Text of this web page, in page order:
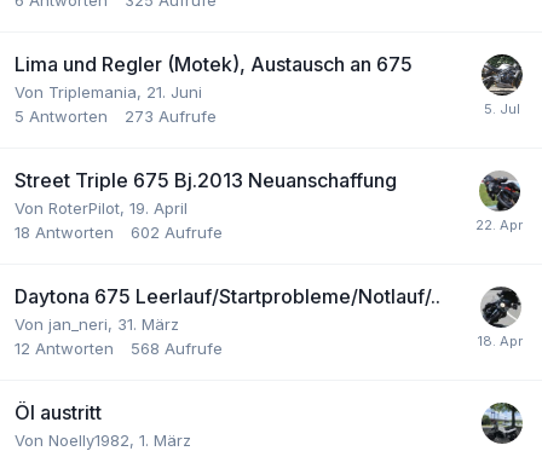
Lima und Regler (Motek), Austausch an 675
Von Triplemania, 21. Juni
5 Antworten 273 Aufrufe
Street Triple 675 Bj.2013 Neuanschaffung
Von RoterPilot, 19. April
18 Antworten 602 Aufrufe
Daytona 675 Leerlauf/Startprobleme/Notlauf/..
Von jan_neri, 31. März
12 Antworten 568 Aufrufe
Öl austritt
Von Noelly1982, 1. März